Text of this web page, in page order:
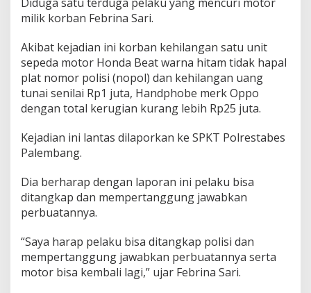
milik korban Febrina Sari.
Akibat kejadian ini korban kehilangan satu unit
sepeda motor Honda Beat warna hitam tidak hapal
plat nomor polisi (nopol) dan kehilangan uang
tunai senilai Rp1 juta, Handphobe merk Oppo
dengan total kerugian kurang lebih Rp25 juta.
Kejadian ini lantas dilaporkan ke SPKT Polrestabes
Palembang.
Dia berharap dengan laporan ini pelaku bisa
ditangkap dan mempertanggung jawabkan
perbuatannya.
“Saya harap pelaku bisa ditangkap polisi dan
mempertanggung jawabkan perbuatannya serta
motor bisa kembali lagi,” ujar Febrina Sari.